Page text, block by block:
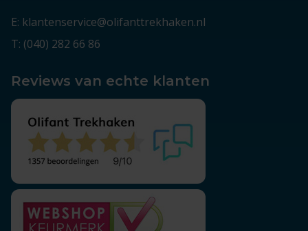
E: klantenservice@olifanttrekhaken.nl
T: (040) 282 66 86
Reviews van echte klanten